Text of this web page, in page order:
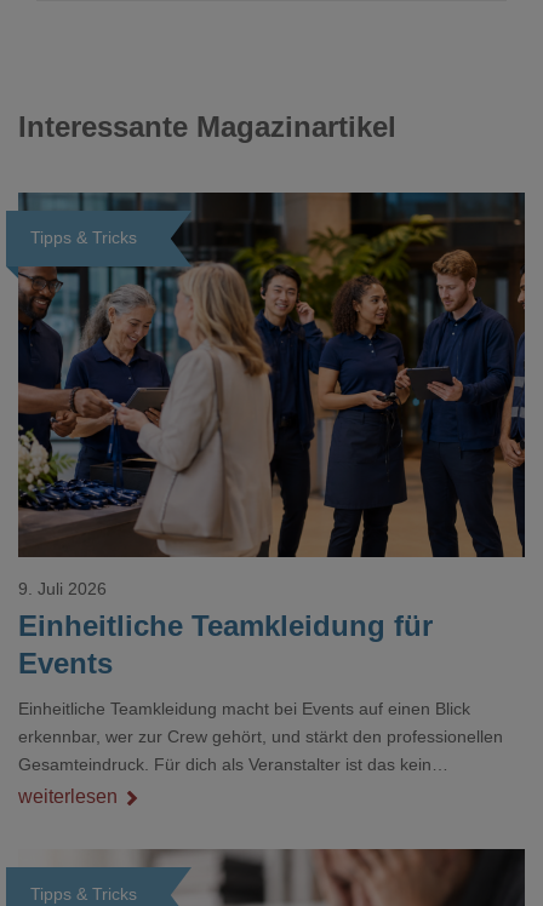
Interessante Magazinartikel
Tipps & Tricks
Loading...
Einheitliche Teamkleidung für
Events
9. Juli 2026
Einheitliche Teamkleidung macht bei Events auf einen Blick
erkennbar, wer zur Crew gehört, und stärkt den professionellen
Gesamteindruck. Für dich als Veranstalter ist das kein
Nebenthema: Bei Textilien mit Stickerei oder mehreren
weiterlesen
Tipps & Tricks